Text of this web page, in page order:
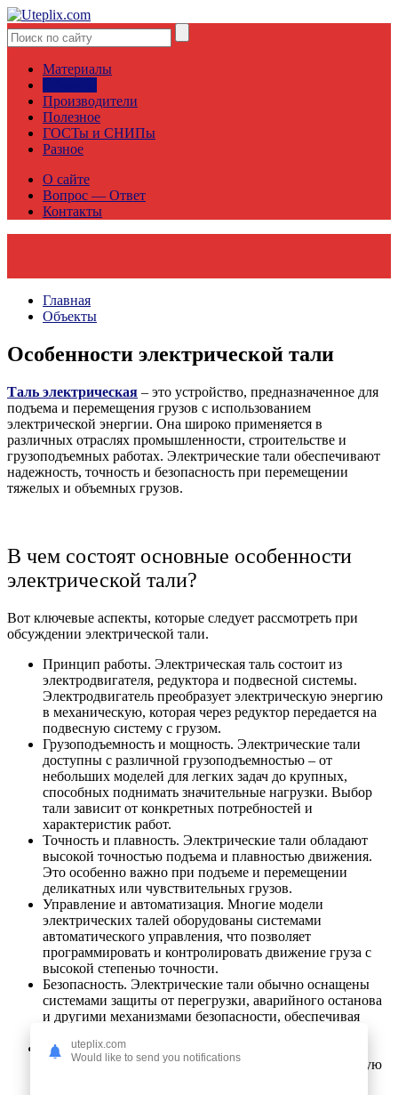
Материалы
Производители
Полезное
ГОСТы и СНИПы
Разное
О сайте
Вопрос — Ответ
Контакты
Главная
Объекты
Особенности электрической тали
Таль электрическая – это устройство, предназначенное для
подъема и перемещения грузов с использованием
электрической энергии. Она широко применяется в
различных отраслях промышленности, строительстве и
грузоподъемных работах. Электрические тали обеспечивают
надежность, точность и безопасность при перемещении
тяжелых и объемных грузов.
В чем состоят основные особенности
электрической тали?
Вот ключевые аспекты, которые следует рассмотреть при
обсуждении электрической тали.
Принцип работы. Электрическая таль состоит из
электродвигателя, редуктора и подвесной системы.
Электродвигатель преобразует электрическую энергию
в механическую, которая через редуктор передается на
подвесную систему с грузом.
Грузоподъемность и мощность. Электрические тали
доступны с различной грузоподъемностью – от
небольших моделей для легких задач до крупных,
способных поднимать значительные нагрузки. Выбор
тали зависит от конкретных потребностей и
характеристик работ.
Точность и плавность. Электрические тали обладают
высокой точностью подъема и плавностью движения.
Это особенно важно при подъеме и перемещении
деликатных или чувствительных грузов.
Управление и автоматизация. Многие модели
электрических талей оборудованы системами
автоматического управления, что позволяет
программировать и контролировать движение груза с
высокой степенью точности.
Безопасность. Электрические тали обычно оснащены
системами защиты от перегрузки, аварийного останова
и другими механизмами безопасности, обеспечивая
Применение. Электрические тали используются в
различных областях, включая производство, складскую
uteplix.com
Would like to send you notifications